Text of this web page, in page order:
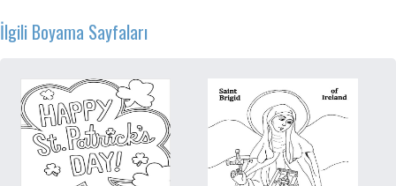
İlgili Boyama Sayfaları